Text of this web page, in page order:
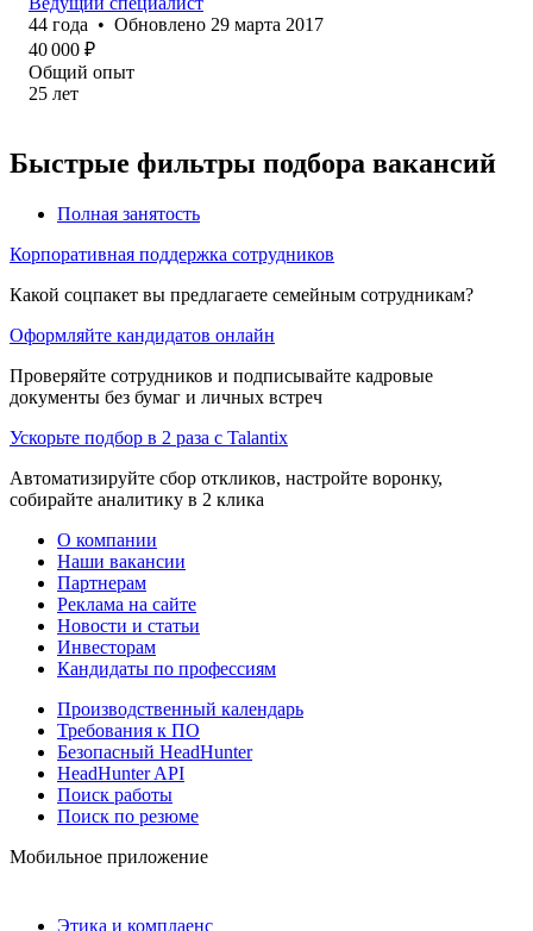
44 года • Обновлено 29 марта 2017
40 000 ₽
Общий опыт
25 лет
Быстрые фильтры подбора вакансий
Полная занятость
Корпоративная поддержка сотрудников
Какой соцпакет вы предлагаете семейным сотрудникам?
Оформляйте кандидатов онлайн
Проверяйте сотрудников и подписывайте кадровые
документы без бумаг и личных встреч
Ускорьте подбор в 2 раза с Talantix
Автоматизируйте сбор откликов, настройте воронку,
собирайте аналитику в 2 клика
О компании
Наши вакансии
Партнерам
Реклама на сайте
Новости и статьи
Инвесторам
Кандидаты по профессиям
Производственный календарь
Требования к ПО
Безопасный HeadHunter
HeadHunter API
Поиск работы
Поиск по резюме
Мобильное приложение
Этика и комплаенс